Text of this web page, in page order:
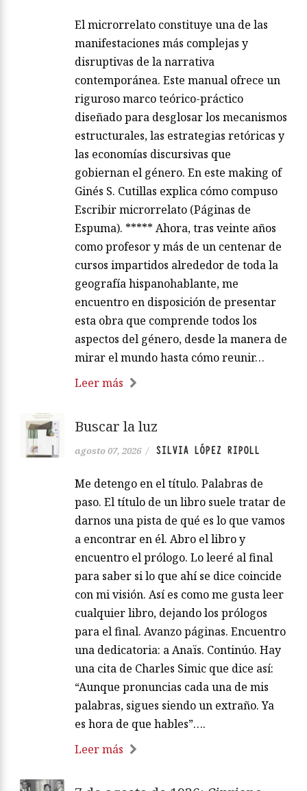
El microrrelato constituye una de las
manifestaciones más complejas y
disruptivas de la narrativa
contemporánea. Este manual ofrece un
riguroso marco teórico-práctico
diseñado para desglosar los mecanismos
estructurales, las estrategias retóricas y
las economías discursivas que
gobiernan el género. En este making of
Ginés S. Cutillas explica cómo compuso
Escribir microrrelato (Páginas de
Espuma). ***** Ahora, tras veinte años
como profesor y más de un centenar de
cursos impartidos alrededor de toda la
geografía hispanohablante, me
encuentro en disposición de presentar
esta obra que comprende todos los
aspectos del género, desde la manera de
mirar el mundo hasta cómo reunir…
Leer más
Buscar la luz
agosto 07, 2026 / SILVIA LÓPEZ RIPOLL
Me detengo en el título. Palabras de
paso. El título de un libro suele tratar de
darnos una pista de qué es lo que vamos
a encontrar en él. Abro el libro y
encuentro el prólogo. Lo leeré al final
para saber si lo que ahí se dice coincide
con mi visión. Así es como me gusta leer
cualquier libro, dejando los prólogos
para el final. Avanzo páginas. Encuentro
una dedicatoria: a Anaïs. Continúo. Hay
una cita de Charles Simic que dice así:
“Aunque pronuncias cada una de mis
palabras, sigues siendo un extraño. Ya
es hora de que hables”….
Leer más